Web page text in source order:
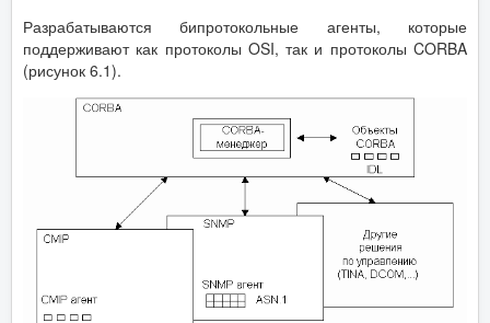
Разрабатываются бипротокольные агенты, которые
поддерживают как протоколы OSI, так и протоколы CORBA
(рисунок 6.1).